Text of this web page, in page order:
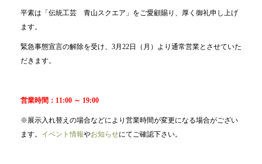
平素は「伝統工芸 青山スクエア」をご愛顧賜り、厚く御礼申し上げ
ます。
緊急事態宣言の解除を受け、3月22日（月）より通常営業とさせていた
だきます。
営業時間：11:00 ～ 19:00
※展示入れ替えの場合などにより営業時間が変更になる場合がござい
ます。 イベント情報やお知らせにてご確認下さい。